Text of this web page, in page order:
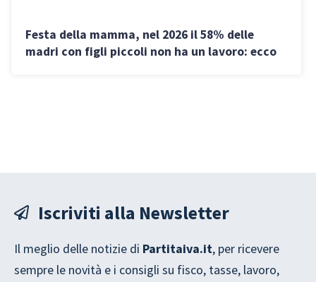
Festa della mamma, nel 2026 il 58% delle
madri con figli piccoli non ha un lavoro: ecco
Iscriviti alla Newsletter
Il meglio delle notizie di Partitaiva.it, per ricevere
sempre le novità e i consigli su fisco, tasse, lavoro,